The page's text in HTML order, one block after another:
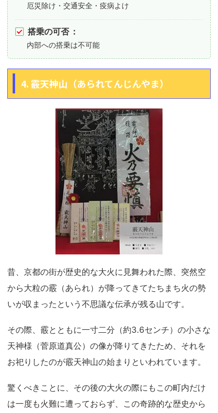
厄災除け・交通安全・疫病よけ
搭乗の可否 ：
内部への搭乗は不可能
4. 霰天神山（あられてんじんやま）
昔、京都の街が歴史的な大火に見舞われた際、突然空
から大粒の霰（あられ）が降ってきてたちまち火の勢
いが収まったという不思議な伝承が残る山です。
その際、霰とともに一寸二分（約3.6センチ）の小さな
天神様（菅原道真公）の像が降りてきたため、それを
お祀りしたのが霰天神山の始まりといわれています。
驚くべきことに、その後の大火の際にもこの町内だけ
は一度も火難に遭っておらず、この奇跡的な歴史から